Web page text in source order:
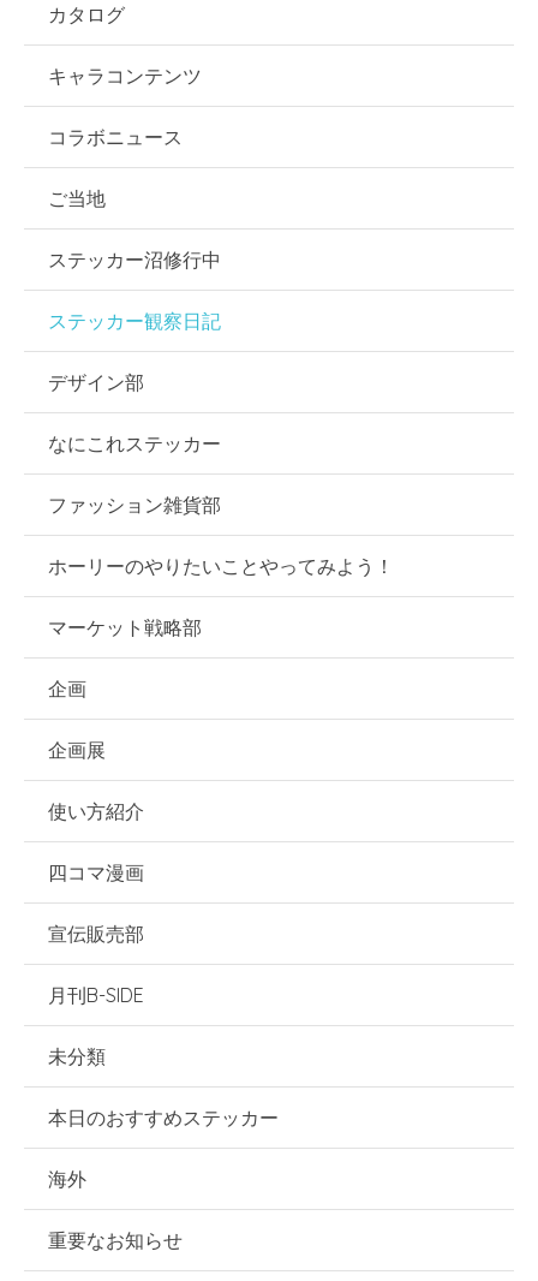
カタログ
キャラコンテンツ
コラボニュース
ご当地
ステッカー沼修行中
ステッカー観察日記
デザイン部
なにこれステッカー
ファッション雑貨部
ホーリーのやりたいことやってみよう！
マーケット戦略部
企画
企画展
使い方紹介
四コマ漫画
宣伝販売部
月刊B-SIDE
未分類
本日のおすすめステッカー
海外
重要なお知らせ